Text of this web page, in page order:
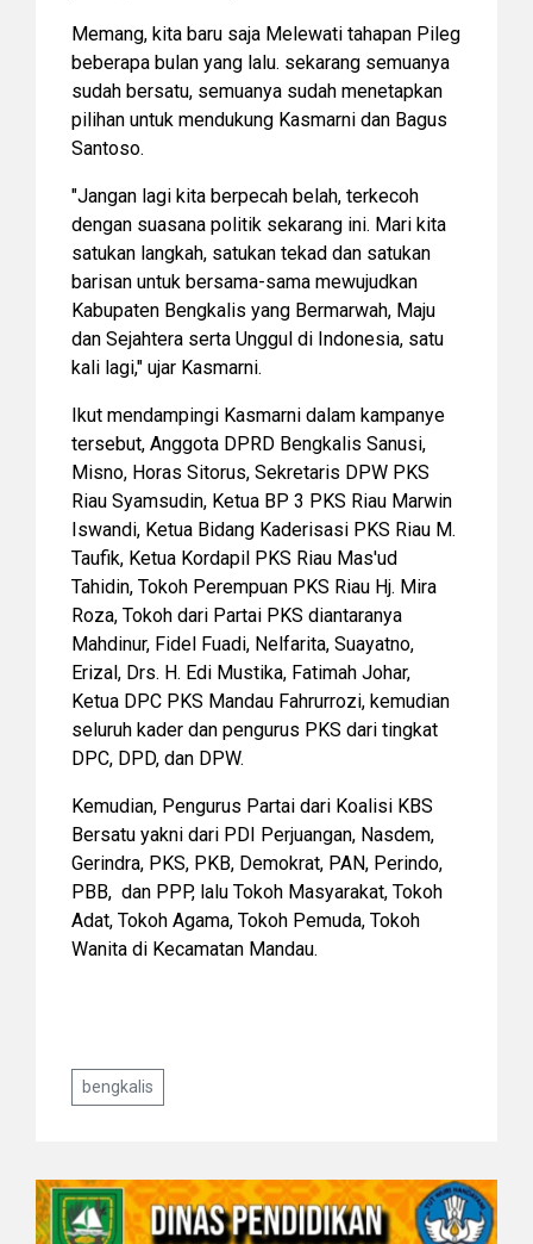
Memang, kita baru saja Melewati tahapan Pileg
beberapa bulan yang lalu. sekarang semuanya
sudah bersatu, semuanya sudah menetapkan
pilihan untuk mendukung Kasmarni dan Bagus
Santoso.
"Jangan lagi kita berpecah belah, terkecoh
dengan suasana politik sekarang ini. Mari kita
satukan langkah, satukan tekad dan satukan
barisan untuk bersama-sama mewujudkan
Kabupaten Bengkalis yang Bermarwah, Maju
dan Sejahtera serta Unggul di Indonesia, satu
kali lagi," ujar Kasmarni.
Ikut mendampingi Kasmarni dalam kampanye
tersebut, Anggota DPRD Bengkalis Sanusi,
Misno, Horas Sitorus, Sekretaris DPW PKS
Riau Syamsudin, Ketua BP 3 PKS Riau Marwin
Iswandi, Ketua Bidang Kaderisasi PKS Riau M.
Taufik, Ketua Kordapil PKS Riau Mas'ud
Tahidin, Tokoh Perempuan PKS Riau Hj. Mira
Roza, Tokoh dari Partai PKS diantaranya
Mahdinur, Fidel Fuadi, Nelfarita, Suayatno,
Erizal, Drs. H. Edi Mustika, Fatimah Johar,
Ketua DPC PKS Mandau Fahrurrozi, kemudian
seluruh kader dan pengurus PKS dari tingkat
DPC, DPD, dan DPW.
Kemudian, Pengurus Partai dari Koalisi KBS
Bersatu yakni dari PDI Perjuangan, Nasdem,
Gerindra, PKS, PKB, Demokrat, PAN, Perindo,
PBB, dan PPP, lalu Tokoh Masyarakat, Tokoh
Adat, Tokoh Agama, Tokoh Pemuda, Tokoh
Wanita di Kecamatan Mandau.
bengkalis